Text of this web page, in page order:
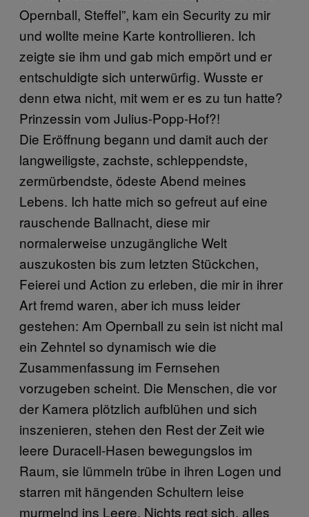
Opernball, Steffel”, kam ein Security zu mir
und wollte meine Karte kontrollieren. Ich
zeigte sie ihm und gab mich empört und er
entschuldigte sich unterwürfig. Wusste er
denn etwa nicht, mit wem er es zu tun hatte?
Prinzessin vom Julius-Popp-Hof?!
Die Eröffnung begann und damit auch der
langweiligste, zachste, schleppendste,
zermürbendste, ödeste Abend meines
Lebens. Ich hatte mich so gefreut auf eine
rauschende Ballnacht, diese mir
normalerweise unzugängliche Welt
auszukosten bis zum letzten Stückchen,
Feierei und Action zu erleben, die mir in ihrer
Art fremd waren, aber ich muss leider
gestehen: Am Opernball zu sein ist nicht mal
ein Zehntel so dynamisch wie die
Zusammenfassung im Fernsehen
vorzugeben scheint. Die Menschen, die vor
der Kamera plötzlich aufblühen und sich
inszenieren, stehen den Rest der Zeit wie
leere Duracell-Hasen bewegungslos im
Raum, sie lümmeln trübe in ihren Logen und
starren mit hängenden Schultern leise
murmelnd ins Leere. Nichts regt sich, alles